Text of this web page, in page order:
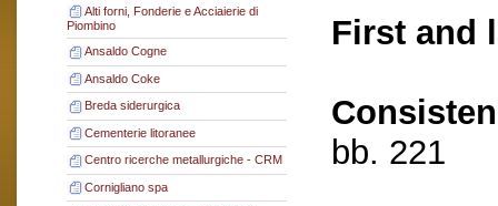
Alti forni, Fonderie e Acciaierie di
Piombino
Ansaldo Cogne
Ansaldo Coke
Breda siderurgica
Cementerie litoranee
Centro ricerche metallurgiche - CRM
Cornigliano spa
First and
bb. 221